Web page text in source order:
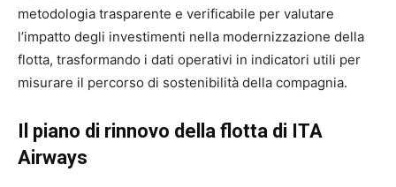
metodologia trasparente e verificabile per valutare
l’impatto degli investimenti nella modernizzazione della
flotta, trasformando i dati operativi in indicatori utili per
misurare il percorso di sostenibilità della compagnia.
Il piano di rinnovo della flotta di ITA
Airways